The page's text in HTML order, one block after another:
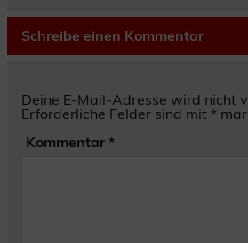
Schreibe einen Kommentar
Deine E-Mail-Adresse wird nicht
Erforderliche Felder sind mit *
Kommentar *